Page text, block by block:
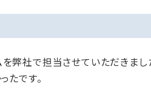
弊社で担当させていただきまし
たです。